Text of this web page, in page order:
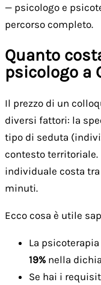
— psicologo e
percorso completo.
Quanto
psicologo a
Il prezzo di un
diversi fattori: la
tipo di seduta
contesto
individuale costa
minuti.
Ecco cosa è utile
La psicoterapia
19% nella
Se hai i